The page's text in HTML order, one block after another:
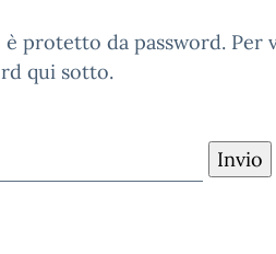
protetto da password. Per
qui sotto.